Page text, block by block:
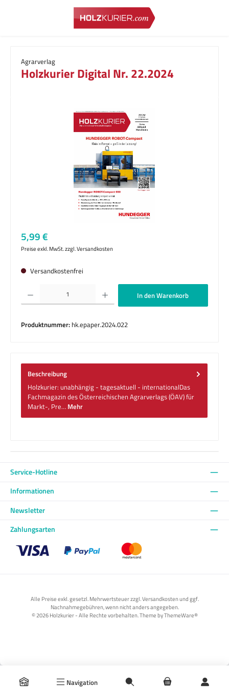
Zum Hauptinhalt springen
Navigation
Agrarverlag
Holzkurier Digital Nr. 22.2024
Bildergalerie überspringen
Regulärer Preis:
5,99 €
Preise exkl. MwSt. zzgl. Versandkosten
Versandkostenfrei
Produkt Anzahl: Gib den gewünschten Wert ein oder benutze die Schaltflächen um
In den Warenkorb
Produktnummer: hk.epaper.2024.022
Beschreibung
Holzkurier: unabhängig - tagesaktuell - internationalDas
Fachmagazin des Österreichischen Agrarverlags (ÖAV) für
Markt-, Pre… Mehr
Service-Hotline
Informationen
Newsletter
Zahlungsarten
Alle Preise exkl. gesetzl. Mehrwertsteuer zzgl. Versandkosten und ggf.
Nachnahmegebühren, wenn nicht anders angegeben.
© 2026 Holzkurier - Alle Rechte vorbehalten. Theme byThemeWare®